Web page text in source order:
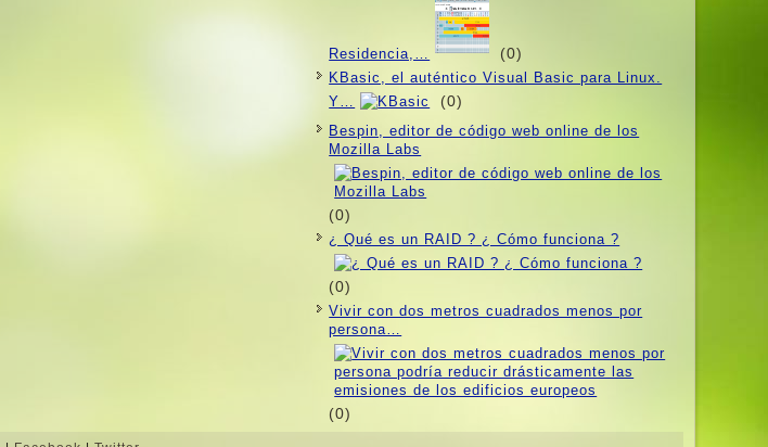
Residencia,… (0)
KBasic, el auténtico Visual Basic para Linux.
Y…
(0)
Bespin, editor de código web online de los
Mozilla Labs
(0)
¿ Qué es un RAID ? ¿ Cómo funciona ?
(0)
Vivir con dos metros cuadrados menos por
persona…
(0)